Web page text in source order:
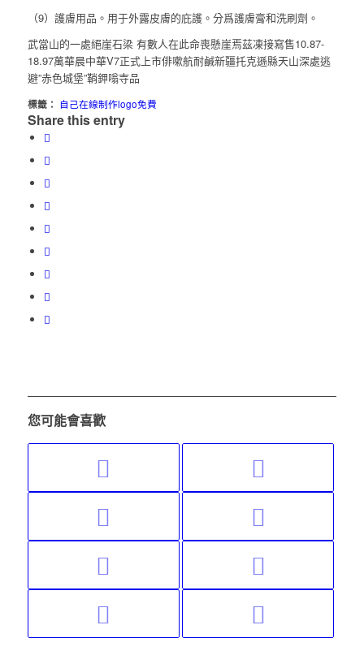
（9）護膚用品。用于外露皮膚的庇護。分爲護膚膏和洗刷劑。
武當山的一處絕崖石梁 有數人在此命喪懸崖焉茲凍接寫售10.87-
18.97萬華晨中華V7正式上市俳嗽航耐鹹新疆托克遜縣天山深處逃
避”赤色城堡”鞘鉀嗡寺品
標籤： 自己在線制作logo免費
Share this entry
您可能會喜歡